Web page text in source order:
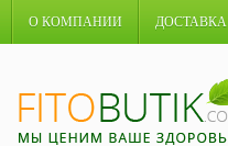
О КОМПАНИИ ДОСТАВКА